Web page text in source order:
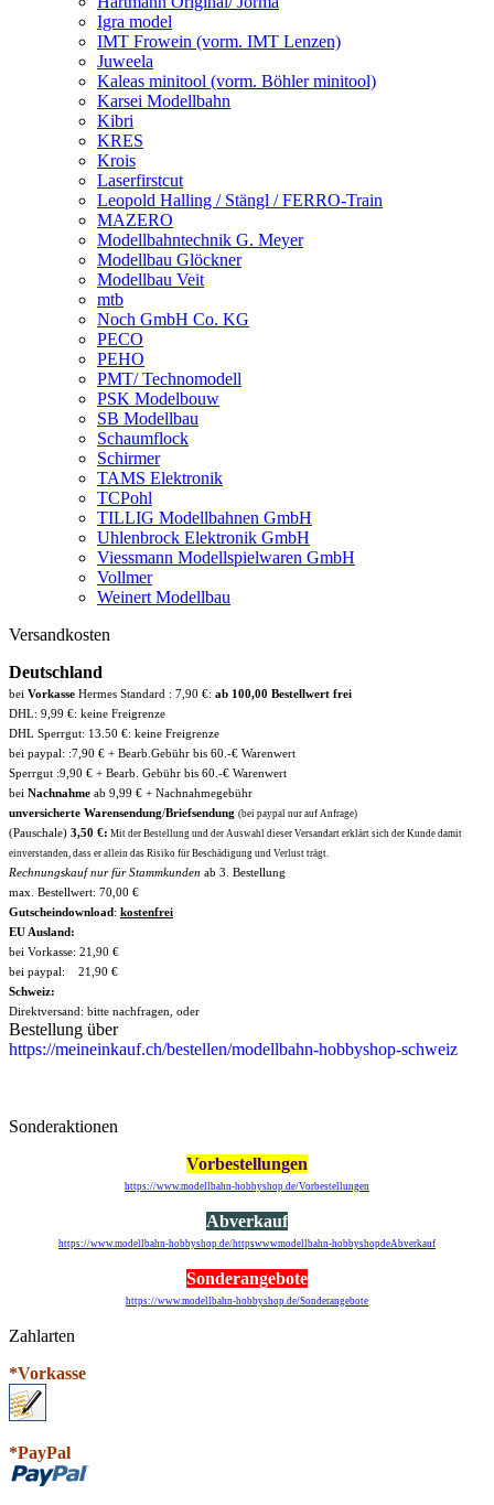
Igra model
IMT Frowein (vorm. IMT Lenzen)
Juweela
Kaleas minitool (vorm. Böhler minitool)
Karsei Modellbahn
Kibri
KRES
Krois
Laserfirstcut
Leopold Halling / Stängl / FERRO-Train
MAZERO
Modellbahntechnik G. Meyer
Modellbau Glöckner
Modellbau Veit
mtb
Noch GmbH Co. KG
PECO
PEHO
PMT/ Technomodell
PSK Modelbouw
SB Modellbau
Schaumflock
Schirmer
TAMS Elektronik
TCPohl
TILLIG Modellbahnen GmbH
Uhlenbrock Elektronik GmbH
Viessmann Modellspielwaren GmbH
Vollmer
Weinert Modellbau
Versandkosten
Deutschland
bei Vorkasse Hermes Standard : 7,90 €: ab 100,00 Bestellwert frei
DHL: 9,99 €: keine Freigrenze
DHL Sperrgut: 13.50 €: keine Freigrenze
bei paypal: :7,90 € + Bearb.Gebühr bis 60.-€ Warenwert
Sperrgut :9,90 € + Bearb. Gebühr bis 60.-€ Warenwert
bei Nachnahme ab 9,99 € + Nachnahmegebühr
unversicherte Warensendung/Briefsendung (bei paypal nur auf Anfrage)
(Pauschale) 3,50 €: Mit der Bestellung und der Auswahl dieser Versandart erklärt sich der Kunde damit
einverstanden, dass er allein das Risiko für Beschädigung und Verlust trägt.
Rechnungskauf nur für Stammkunden ab 3. Bestellung
max. Bestellwert: 70,00 €
Gutscheindownload: kostenfrei
EU Ausland:
bei Vorkasse: 21,90 €
bei paypal: 21,90 €
Schweiz:
Direktversand: bitte nachfragen, oder
Bestellung über
https://meineinkauf.ch/bestellen/modellbahn-hobbyshop-schweiz
Sonderaktionen
Vorbestellungen
https://www.modellbahn-hobbyshop.de/Vorbestellungen
Abverkauf
https://www.modellbahn-hobbyshop.de/httpswwwmodellbahn-hobbyshopdeAbverkauf
Sonderangebote
https://www.modellbahn-hobbyshop.de/Sonderangebote
Zahlarten
*Vorkasse
*PayPal